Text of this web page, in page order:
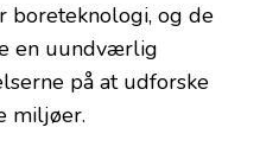
boreteknologi, og de
en uundværlig
på at udforske
miljøer.